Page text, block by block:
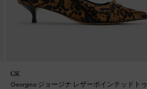
Georgina ジョージナ レザーポインテッドトゥ